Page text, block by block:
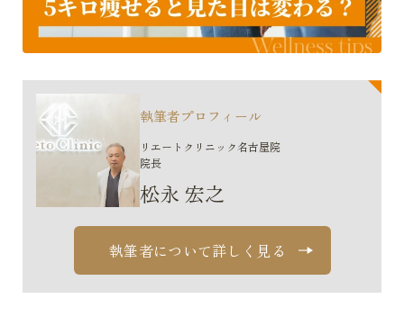
執筆者プロフィール
リエートクリニック名古屋院
院長
松永 宏之
執筆者について詳しく見る